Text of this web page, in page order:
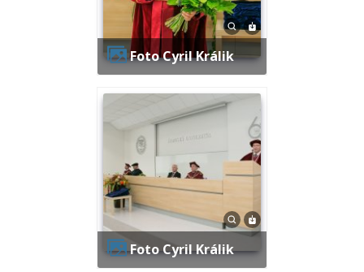
Foto Cyril Králik
Foto Cyril Králik